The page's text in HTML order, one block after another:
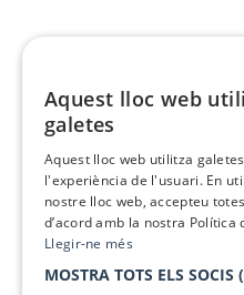
Aquest lloc web
galetes
Aquest lloc web utilitza
l'experiència de l'usuari. En
nostre lloc web, accepteu
d’acord amb la nostra Política
Llegir-ne més
MOSTRA TOTS ELS SOCIS